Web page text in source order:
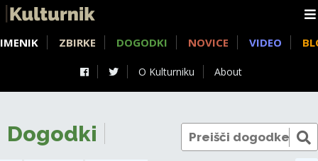
O Kulturniku About
IMENIK ZBIRKE DOGODKI NOVICE VIDEO
Dogodki